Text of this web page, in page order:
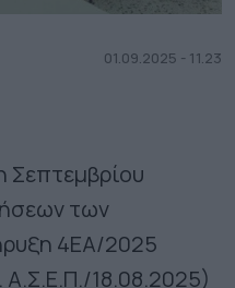
01.09.2025 - 11.23
Σεπτεμβρίου
των
4ΕΑ/2025
18.08.2025)